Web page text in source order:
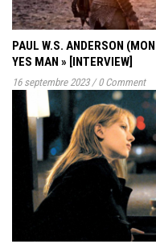
PAUL W.S. ANDERSON
YES MAN » [INTERVIEW]
16 septembre 2023 / 0 Comment